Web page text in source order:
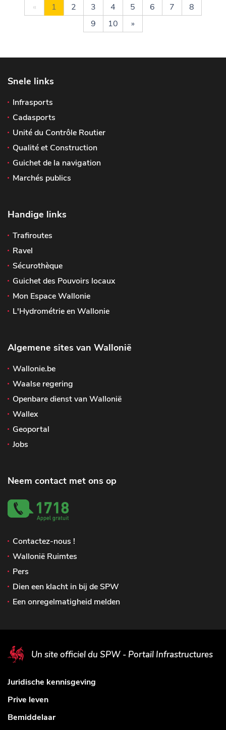
« 1 2 3 4 5 6 7
8
9
10 »
Snele links
Infrasports
Cadasports
Unité du Contrôle Routier
Qualité et Construction
Guichet de la navigation
Marchés publics
Handige links
Trafiroutes
Ravel
Sécurothèque
Guichet des Pouvoirs locaux
Mon Espace Wallonie
L'Hydrométrie en Wallonie
Algemene sites van Wallonië
Wallonie.be
Waalse regering
Openbare dienst van Wallonië
Wallex
Geoportal
Jobs
Neem contact met ons op
Contactez-nous !
Wallonië Ruimtes
Pers
Dien een klacht in bij de SPW
Een onregelmatigheid melden
Un site officiel du SPW - Portail Infrastructures
Juridische kennisgeving
Prive leven
Bemiddelaar